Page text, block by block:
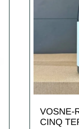
VOSNE-
CINQ